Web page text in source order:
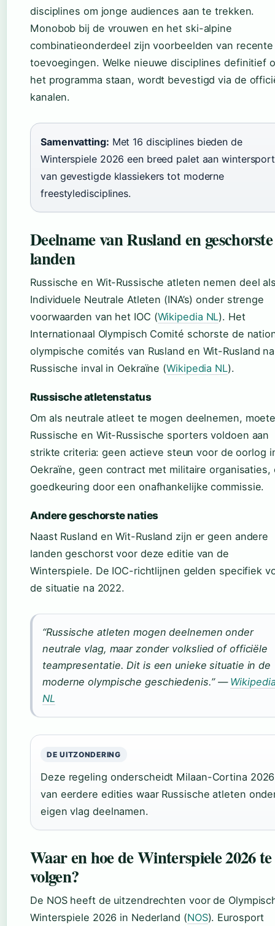
disciplines om jonge audiences aan te trekken.
Monobob bij de vrouwen en het ski-alpine
combinatieonderdeel zijn voorbeelden van recente
toevoegingen. Welke nieuwe disciplines definitief
het programma staan, wordt bevestigd via de
kanalen.
Samenvatting: Met 16 disciplines bieden de
Winterspiele 2026 een breed palet aan
van gevestigde klassiekers tot moderne
freestyledisciplines.
Deelname van Rusland en geschorste
landen
Russische en Wit-Russische atleten nemen deel
Individuele Neutrale Atleten (INA’s) onder strenge
voorwaarden van het IOC (Wikipedia NL). Het
Internationaal Olympisch Comité schorste de
olympische comités van Rusland en Wit-Rusland
Russische inval in Oekraïne (Wikipedia NL).
Russische atletenstatus
Om als neutrale atleet te mogen deelnemen,
Russische en Wit-Russische sporters voldoen aan
strikte criteria: geen actieve steun voor de oorlog
Oekraïne, geen contract met militaire organisaties,
goedkeuring door een onafhankelijke commissie.
Andere geschorste naties
Naast Rusland en Wit-Rusland zijn er geen andere
landen geschorst voor deze editie van de
Winterspiele. De IOC-richtlijnen gelden specifiek
de situatie na 2022.
“Russische atleten mogen deelnemen onder
neutrale vlag, maar zonder volkslied of officiële
teampresentatie. Dit is een unieke situatie in de
moderne olympische geschiedenis.” —
NL
DE UITZONDERING
Deze regeling onderscheidt Milaan-Cortina 2026
van eerdere edities waar Russische atleten
eigen vlag deelnamen.
Waar en hoe de Winterspiele 2026 te
volgen?
De NOS heeft de uitzendrechten voor de
Winterspiele 2026 in Nederland (NOS). Eurosport